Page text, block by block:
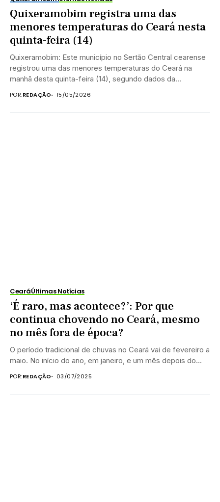
Quixeramobim registra uma das
menores temperaturas do Ceará nesta
quinta-feira (14)
Quixeramobim: Este município no Sertão Central cearense
registrou uma das menores temperaturas do Ceará na
manhã desta quinta-feira (14), segundo dados da
Fundação...
POR:REDAÇÃO 15/05/2026
CearáÚltimas Notícias
‘É raro, mas acontece?’: Por que
continua chovendo no Ceará, mesmo
no mês fora de época?
O período tradicional de chuvas no Ceará vai de fevereiro a
maio. No início do ano, em janeiro, e um mês depois do...
POR:REDAÇÃO 03/07/2025